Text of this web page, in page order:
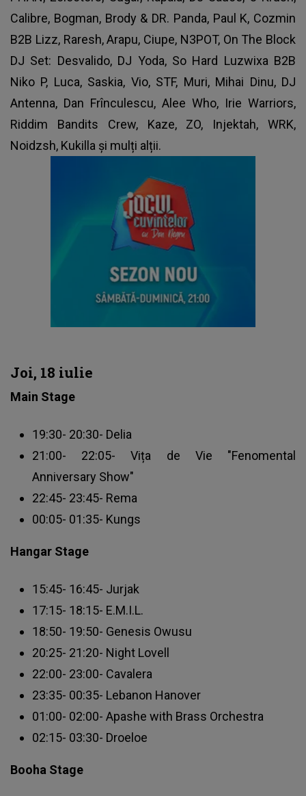
Calibre, Bogman, Brody & DR. Panda, Paul K, Cozmin
B2B Lizz, Raresh, Arapu, Ciupe, N3POT, On The Block
DJ Set: Desvalido, DJ Yoda, So Hard Luzwixa B2B
Niko P, Luca, Saskia, Vio, STF, Muri, Mihai Dinu, DJ
Antenna, Dan Frînculescu, Alee Who, Irie Warriors,
Riddim Bandits Crew, Kaze, ZO, Injektah, WRK,
Noidzsh, Kukilla și mulți alții.
Joi, 18 iulie
Main Stage
19:30- 20:30- Delia
21:00- 22:05- Vița de Vie "Fenomental
Anniversary Show"
22:45- 23:45- Rema
00:05- 01:35- Kungs
Hangar Stage
15:45- 16:45- Jurjak
17:15- 18:15- E.M.I.L.
18:50- 19:50- Genesis Owusu
20:25- 21:20- Night Lovell
22:00- 23:00- Cavalera
23:35- 00:35- Lebanon Hanover
01:00- 02:00- Apashe with Brass Orchestra
02:15- 03:30- Droeloe
Booha Stage